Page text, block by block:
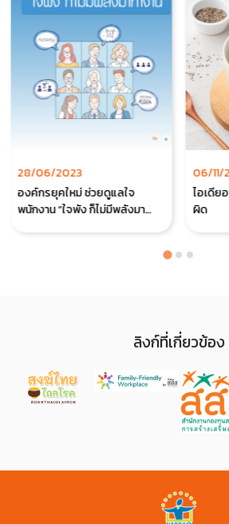
28/06/2023
องค์กรยุคใหม่ ช่วยดูแลใจ
พนักงาน “ใจพัง ก็ไม่มีพลังมา
06/11/
ไอเดีย
ผิด
ลิงก์ที่เกี่ยวข้อง